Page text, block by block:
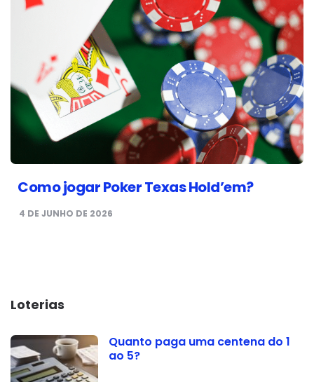
Como jogar Poker Texas Hold’em?
4 DE JUNHO DE 2026
Loterias
Quanto paga uma centena do 1
ao 5?